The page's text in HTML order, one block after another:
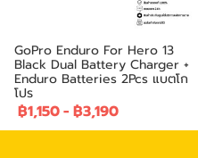
GoPro Enduro For Hero 13
Black Dual Battery Charger +
Enduro Batteries 2Pcs แบตโก
โปร
฿1,150- ฿3,190